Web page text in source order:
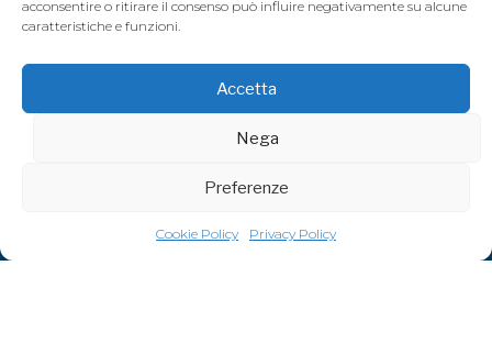
acconsentire o ritirare il consenso può influire negativamente su alcune
caratteristiche e funzioni.
Accetta
Nega
Preferenze
Cookie Policy Privacy Policy